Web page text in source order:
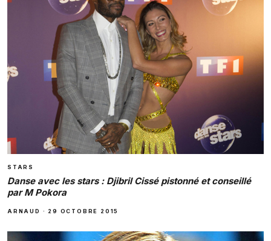
STARS
Danse avec les stars : Djibril Cissé pistonné et conseillé
par M Pokora
ARNAUD · 29 OCTOBRE 2015